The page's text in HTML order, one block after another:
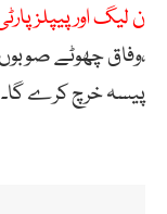
ن لیگ اور
،وفاق چھوٹے
پیسہ خرچ کرے گا۔